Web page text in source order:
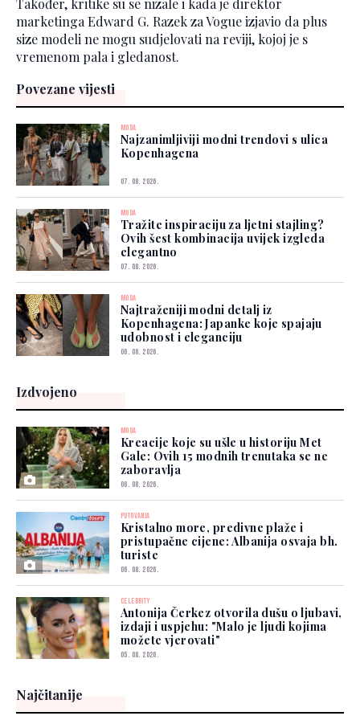
Također, kritike su se nizale i kada je direktor
marketinga Edward G. Razek za Vogue izjavio da plus
size modeli ne mogu sudjelovati na reviji, kojoj je s
vremenom pala i gledanost.
Povezane vijesti
MODA
Najzanimljiviji modni trendovi s ulica
Kopenhagena
07. 08. 2026.
MODA
Tražite inspiraciju za ljetni stajling?
Ovih šest kombinacija uvijek izgleda
elegantno
07. 08. 2026.
MODA
Najtraženiji modni detalj iz
Kopenhagena: Japanke koje spajaju
udobnost i eleganciju
06. 08. 2026.
Izdvojeno
MODA
Kreacije koje su ušle u historiju Met
Gale: Ovih 15 modnih trenutaka se ne
zaboravlja
06. 08. 2026.
PUTOVANJA
Kristalno more, predivne plaže i
pristupačne cijene: Albanija osvaja bh.
turiste
06. 08. 2026.
CELEBRITY
Antonija Čerkez otvorila dušu o ljubavi,
izdaji i uspjehu: "Malo je ljudi kojima
možete vjerovati"
05. 08. 2026.
Najčitanije